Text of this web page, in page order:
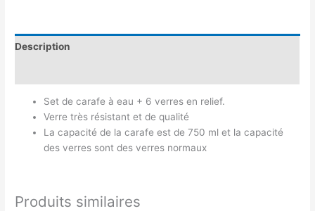
Description
Set de carafe à eau + 6 verres en relief.
Verre très résistant et de qualité
La capacité de la carafe est de 750 ml et la capacité
des verres sont des verres normaux
Produits similaires